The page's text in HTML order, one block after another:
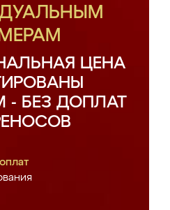
ЦЕНА
- БЕЗ ДОПЛАТ